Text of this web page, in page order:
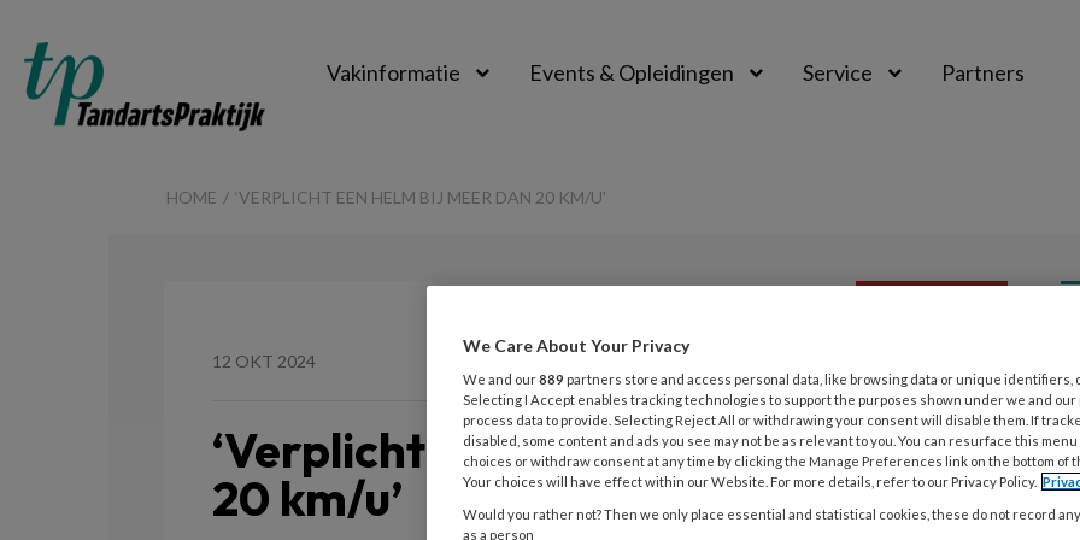
Vakinformatie Events & Opleidingen Service Partners
HOME ‘VERPLICHT EEN HELM BIJ MEER DAN 20 KM/U'
12 OKT 2024 Opslaan
‘Verplicht een helm bij meer dan
20 km/u’
7
We Care About Your Privacy
We and our889 partners store and access personal data, like browsing data or unique identifiers,
Selecting I Accept enables tracking technologies to support the purposes shown under we and
process data to provide. Selecting Reject All or withdrawing your consent will disable them. If
disabled, some content and ads you see may not be as relevant to you. You can resurface this
choices or withdraw consent at any time by clicking the Manage Preferences link on the bottom of
Your choices will have effect within our Website. For more details, refer to our Privacy Policy.
Would you rather not? Then we only place essential and statistical cookies, these do not record
as a person